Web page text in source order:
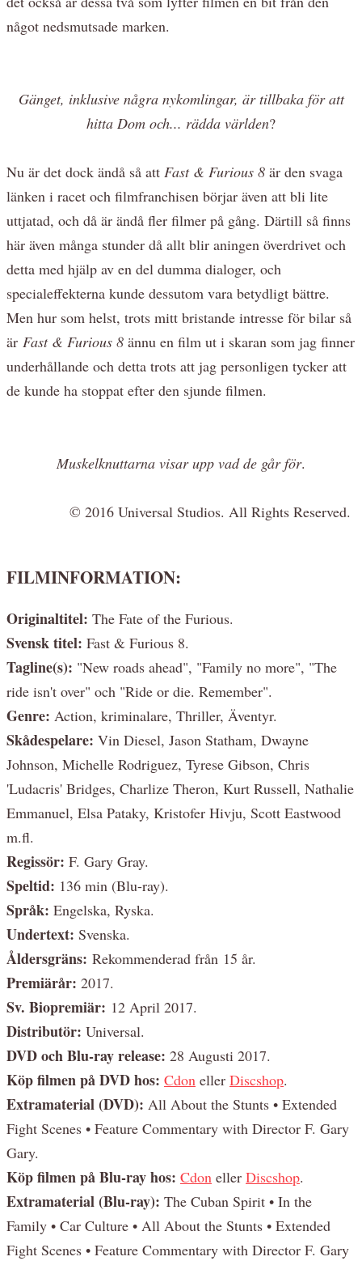
något nedsmutsade marken.
Gänget, inklusive några nykomlingar, är tillbaka för att
hitta Dom och... rädda världen?
Nu är det dock ändå så att Fast & Furious 8 är den svaga
länken i racet och filmfranchisen börjar även att bli lite
uttjatad, och då är ändå fler filmer på gång. Därtill så finns
här även många stunder då allt blir aningen överdrivet och
detta med hjälp av en del dumma dialoger, och
specialeffekterna kunde dessutom vara betydligt bättre.
Men hur som helst, trots mitt bristande intresse för bilar så
är Fast & Furious 8 ännu en film ut i skaran som jag finner
underhållande och detta trots att jag personligen tycker att
de kunde ha stoppat efter den sjunde filmen.
Muskelknuttarna visar upp vad de går för.
© 2016 Universal Studios. All Rights Reserved.
FILMINFORMATION:
Originaltitel: The Fate of the Furious.
Svensk titel: Fast & Furious 8.
Tagline(s): "New roads ahead", "Family no more", "The
ride isn't over" och "Ride or die. Remember".
Genre: Action, kriminalare, Thriller, Äventyr.
Skådespelare: Vin Diesel, Jason Statham, Dwayne
Johnson, Michelle Rodriguez, Tyrese Gibson, Chris
'Ludacris' Bridges, Charlize Theron, Kurt Russell, Nathalie
Emmanuel, Elsa Pataky, Kristofer Hivju, Scott Eastwood
m.fl.
Regissör: F. Gary Gray.
Speltid: 136 min (Blu-ray).
Språk: Engelska, Ryska.
Undertext: Svenska.
Åldersgräns: Rekommenderad från 15 år.
Premiärår: 2017.
Sv. Biopremiär: 12 April 2017.
Distributör: Universal.
DVD och Blu-ray release: 28 Augusti 2017.
Köp filmen på DVD hos: Cdon eller Discshop.
Extramaterial (DVD): All About the Stunts • Extended
Fight Scenes • Feature Commentary with Director F. Gary
Gary.
Köp filmen på Blu-ray hos: Cdon eller Discshop.
Extramaterial (Blu-ray): The Cuban Spirit • In the
Family • Car Culture • All About the Stunts • Extended
Fight Scenes • Feature Commentary with Director F. Gary